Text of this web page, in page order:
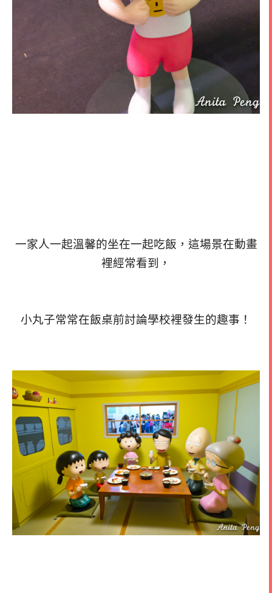
一家人一起溫馨的坐在一起吃飯，這場景在動畫
裡經常看到，
小丸子常常在飯桌前討論學校裡發生的趣事！